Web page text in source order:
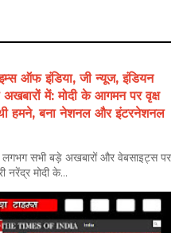
ऑफ इंडिया, जी न्यूज, इंडियन
में: मोदी के आगमन पर वृक्ष
हमने, बना नेशनल और इंटरनेशनल
सभी बड़े अखबारों और वेबसाइट्स पर
नरेंद्र मोदी के...